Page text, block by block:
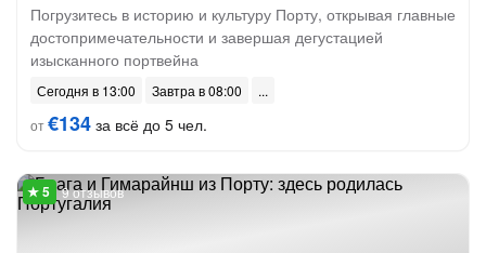
Погрузитесь в историю и культуру Порту, открывая главные
достопримечательности и завершая дегустацией
изысканного портвейна
Сегодня в 13:00
Завтра в 08:00
от€134 за всё до 5 чел.
9 отзывов